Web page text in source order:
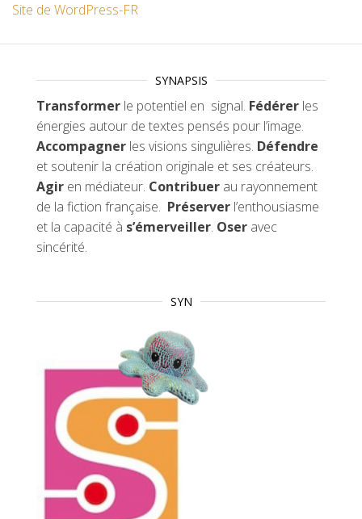
Site de WordPress-FR
SYNAPSIS
Transformer le potentiel en signal. Fédérer les
énergies autour de textes pensés pour l’image.
Accompagner les visions singulières. Défendre
et soutenir la création originale et ses créateurs.
Agir en médiateur. Contribuer au rayonnement
de la fiction française. Préserver l’enthousiasme
et la capacité à s’émerveiller. Oser avec
sincérité.
SYN